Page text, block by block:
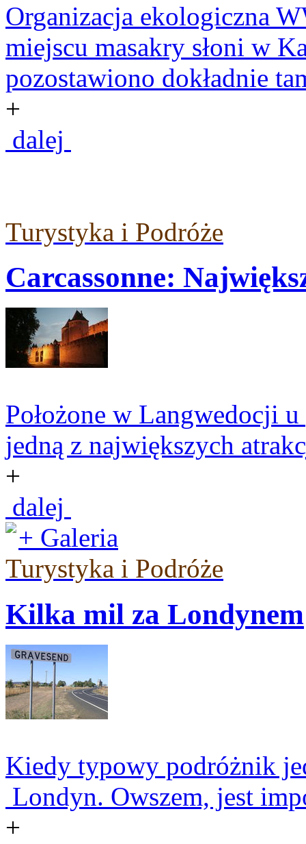
Organizacja ekologiczna
miejscu masakry słoni w
pozostawiono dokładnie
+
dalej
Turystyka i Podróże
Carcassonne:
Położone w Langwedocji
jedną z największych
+
dalej
+ Galeria
Turystyka i Podróże
Kilka mil za Londynem
Kiedy typowy podróżnik
Londyn. Owszem, jest
+